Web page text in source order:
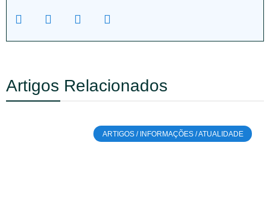
Artigos Relacionados
ARTIGOS / INFORMAÇÕES / ATUALIDADE